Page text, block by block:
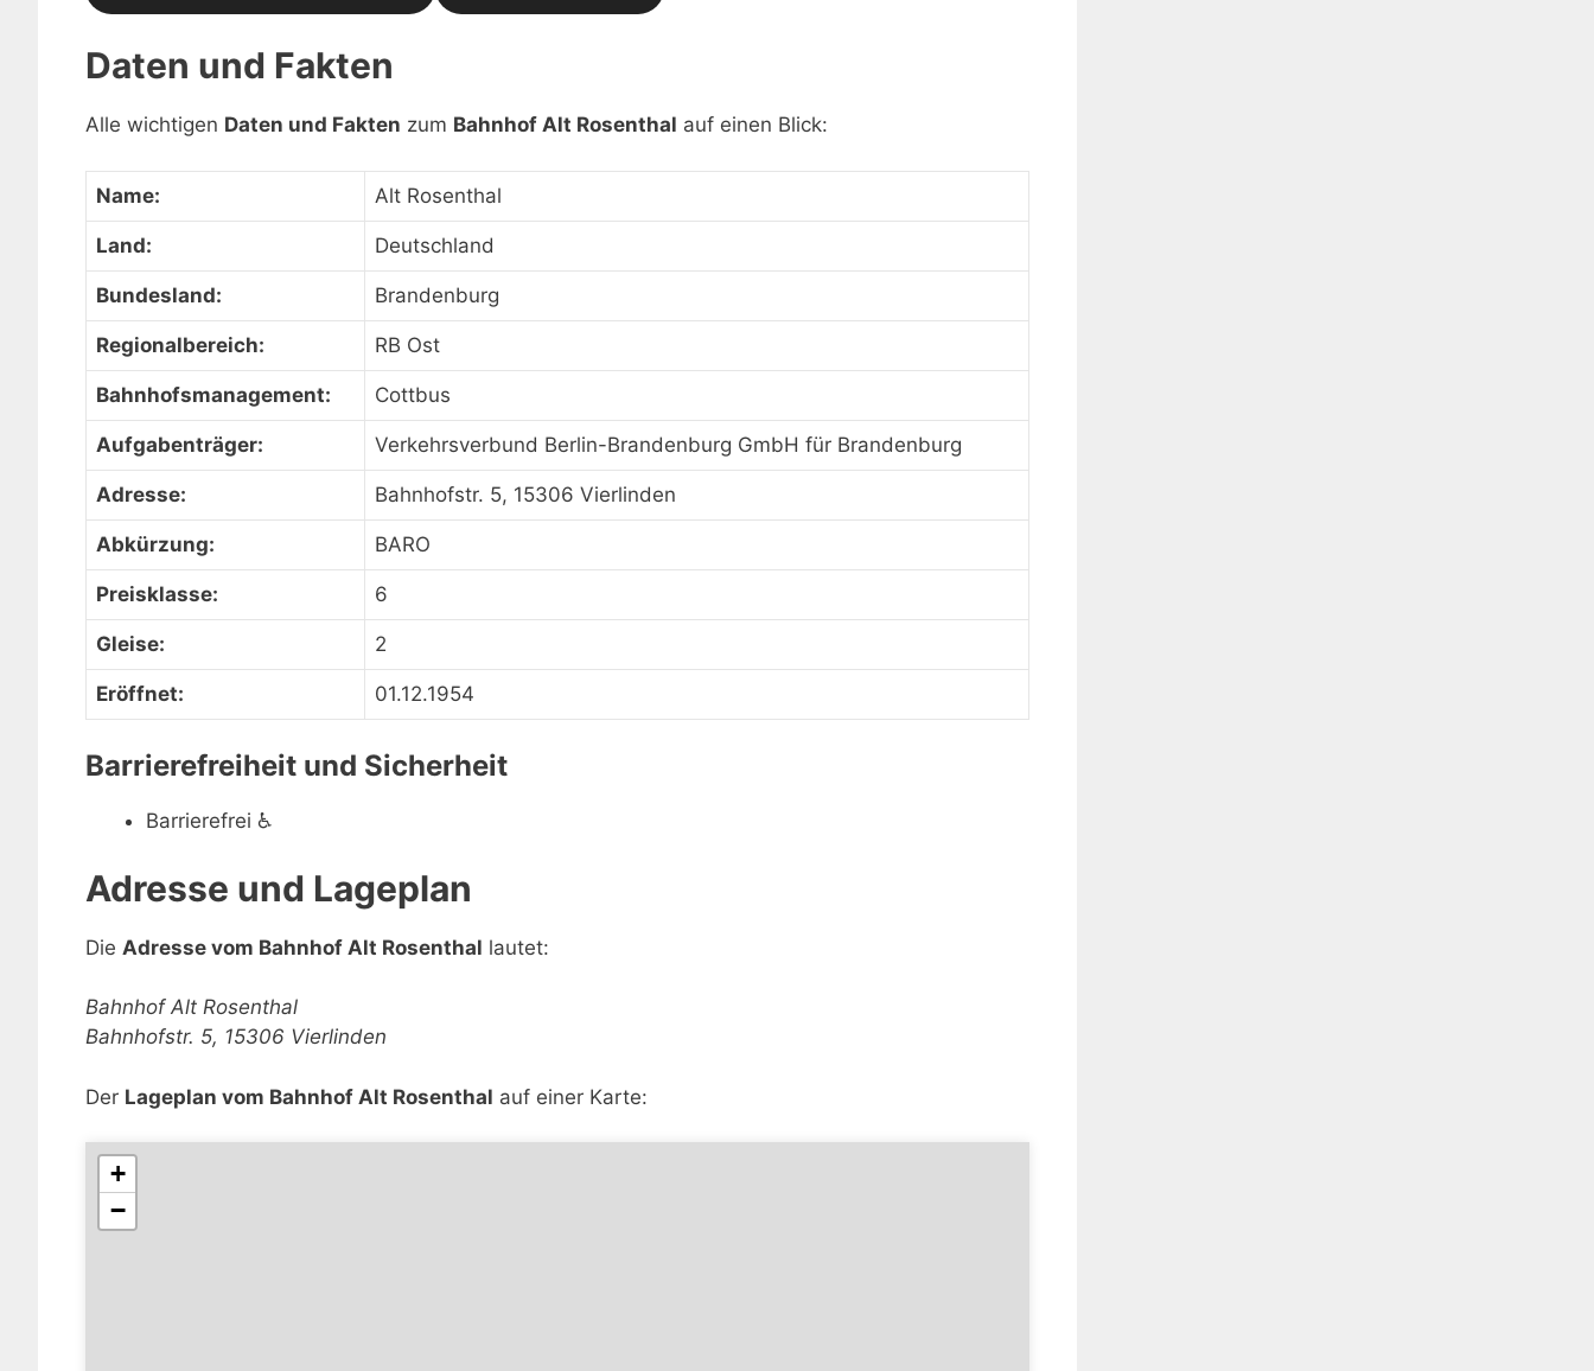
Daten und Fakten
Alle wichtigen Daten und Fakten zum Bahnhof Alt Rosenthal auf einen Blick:
Name: Alt Rosenthal
Land: Deutschland
Bundesland: Brandenburg
Regionalbereich: RB Ost
Bahnhofsmanagement: Cottbus
Aufgabenträger: Verkehrsverbund Berlin-Brandenburg GmbH für Brandenburg
Adresse: Bahnhofstr. 5, 15306 Vierlinden
Abkürzung: BARO
Preisklasse: 6
Gleise: 2
Eröffnet: 01.12.1954
Barrierefreiheit und Sicherheit
Barrierefrei ♿
Adresse und Lageplan
Die Adresse vom Bahnhof Alt Rosenthal lautet:
Bahnhof Alt Rosenthal
Bahnhofstr. 5, 15306 Vierlinden
Der Lageplan vom Bahnhof Alt Rosenthal auf einer Karte:
+
−